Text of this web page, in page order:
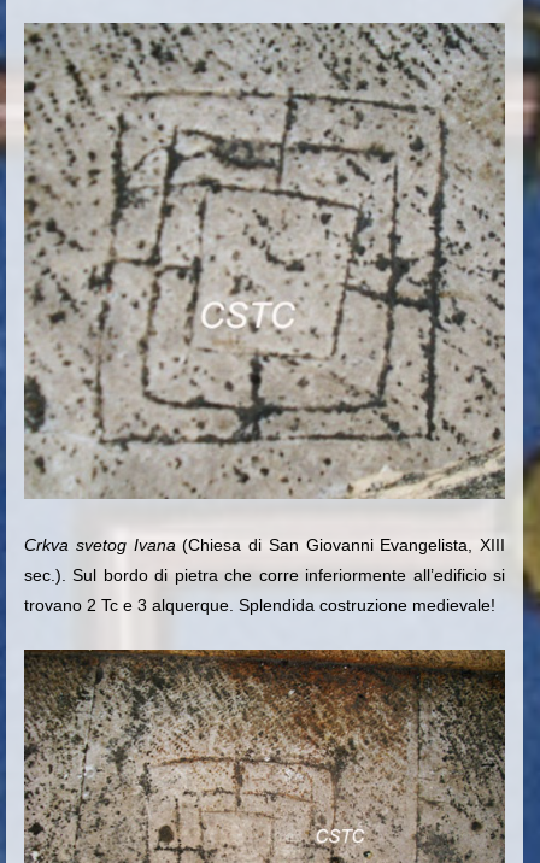
Crkva svetog Ivana (Chiesa di San Giovanni Evangelista, XIII
sec.). Sul bordo di pietra che corre inferiormente all’edificio si
trovano 2 Tc e 3 alquerque. Splendida costruzione medievale!